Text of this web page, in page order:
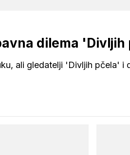
dilema
ali gledatelji 'Divljih pčela'